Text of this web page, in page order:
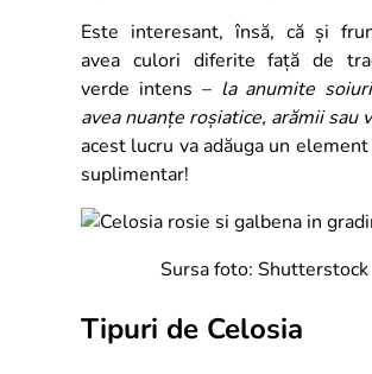
Este interesant, însă, că și
avea culori diferite față de
verde intens – la anumite
avea nuanțe roșiatice, arămii sau
acest lucru va adăuga un
suplimentar!
Sursa foto: Shutterstock
Tipuri de Celosia